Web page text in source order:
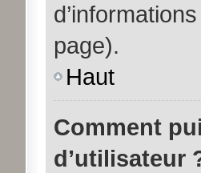
page).
Haut
Comment
d’utilisateur